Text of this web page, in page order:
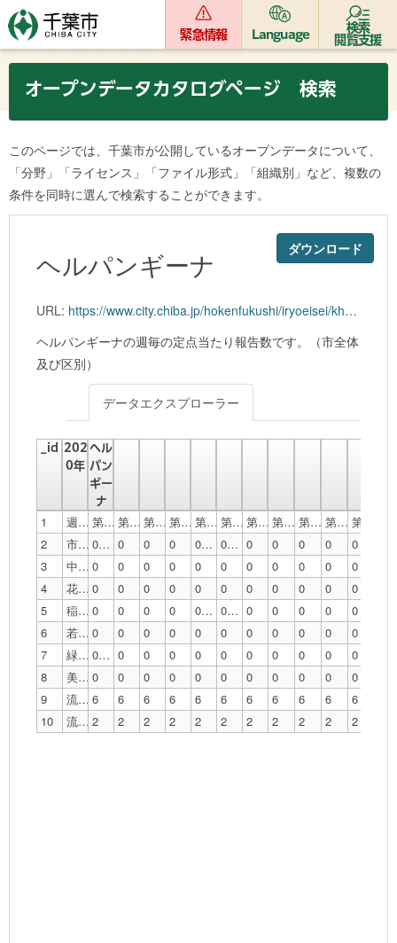
緊急情報 Language
検索
閲覧支援
オープンデータカタログページ 検索
このページでは、千葉市が公開しているオープンデータについて、
「分野」「ライセンス」「ファイル形式」「組織別」など、複数の
条件を同時に選んで検索することができます。
ダウンロード
ヘルパンギーナ
URL: https://www.city.chiba.jp/hokenfukushi/iryoeisei/khoken/kkagaku/idsc/documents/202009hpg.csv
ヘルパンギーナの週毎の定点当たり報告数です。（市全体
及び区別）
データエクスプローラー
_id
202
0年
ヘル
パン
ギー
ナ
1 週数 第1週 第2週 第3週 第4週 第5週 第6週 第7週 第8週 第9週 第10週
2
市全体（報告数/定点数） 0.058823529 0 0 0 0.055555556 0.111111111 0 0 0 0 0
3
中央区（報告数/定点数） 0 0 0 0 0 0 0 0 0 0 0
4
花見川区（報告数/定点数） 0 0 0 0 0 0 0 0 0 0 0
5
稲毛区（報告数/定点数） 0 0 0 0 0.333333333 0.666666667 0 0 0 0 0
6
若葉区（報告数/定点数） 0 0 0 0 0 0 0 0 0 0 0
7
緑区（報告数/定点数） 0.25 0 0 0 0 0 0 0 0 0 0
8
美浜区（報告数/定点数） 0 0 0 0 0 0 0 0 0 0 0
9
流行警報開始基準値（報告数/定点数） 6 6 6 6 6 6 6 6 6 6 6
10
流行警報終息基準値（報告数/定点数） 2 2 2 2 2 2 2 2 2 2 2